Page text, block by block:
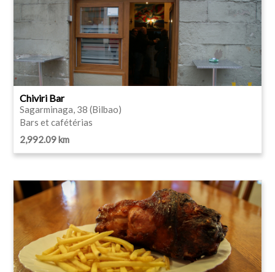
Chiviri Bar
Sagarminaga, 38 (Bilbao)
Bars et cafétérias
2,992.09 km